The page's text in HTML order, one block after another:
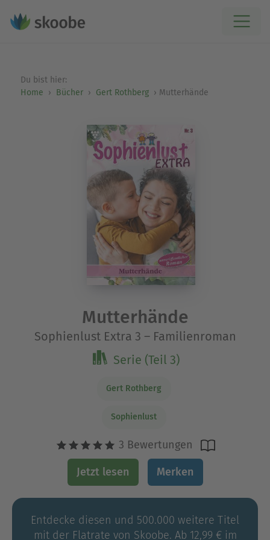
Du bist hier:
Home
Bücher Gert Rothberg Mutterhände
Mutterhände
Sophienlust Extra 3 – Familienroman
Serie (Teil 3)
Gert Rothberg
Sophienlust
3 Bewertungen
Jetzt lesen Merken
Entdecke diesen und 500.000 weitere Titel
mit der Flatrate von Skoobe. Ab 12,99 € im